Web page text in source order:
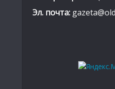
Эл. почта: